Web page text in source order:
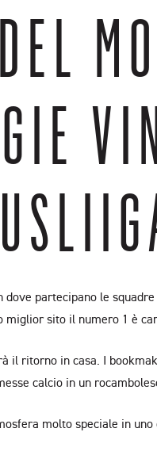
dove partecipano le
miglior sito il numero 1 è
il ritorno in casa. I
calcio in un
molto speciale in